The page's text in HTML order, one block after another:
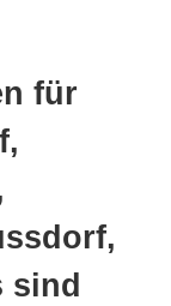
für
sind